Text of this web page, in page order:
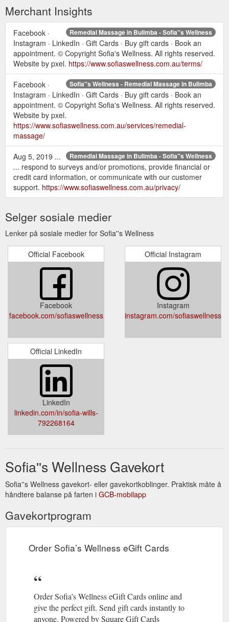
Merchant Insights
Remedial Massage in Bulimba - Sofia''s Wellness
Facebook ·
Instagram · LinkedIn · Gift Cards · Buy gift cards · Book an
appointment. © Copyright Sofia's Wellness. All rights reserved.
Website by pxel. https://www.sofiaswellness.com.au/terms/
Sofia''s Wellness - Remedial Massage in Bulimba
Facebook ·
Instagram · LinkedIn · Gift Cards · Buy gift cards · Book an
appointment. © Copyright Sofia's Wellness. All rights reserved.
Website by pxel.
https://www.sofiaswellness.com.au/services/remedial-
massage/
Remedial Massage in Bulimba - Sofia''s Wellness
Aug 5, 2019 ...
... respond to surveys and/or promotions, provide financial or
credit card information, or communicate with our customer
support. https://www.sofiaswellness.com.au/privacy/
Selger sosiale medier
Lenker på sosiale medier for Sofia''s Wellness
Official Facebook
Facebook
facebook.com/sofiaswellness
Official Instagram
Instagram
instagram.com/
Official LinkedIn
LinkedIn
linkedin.com/in/sofia-wills-
792268164
Sofia''s Wellness Gavekort
Sofia''s Wellness gavekort- eller gavekortkoblinger. Praktisk måte å
håndtere balanse på farten i GCB-mobilapp
Gavekortprogram
Order Sofia’s Wellness eGift Cards
Order Sofia’s Wellness eGift Cards online and
give the perfect gift. Send gift cards instantly to
anyone. Powered by Square Gift Cards